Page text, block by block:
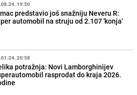
19:50
predstavio još snažniju Neveru R:
automobil na struju od 2.107 'konja'
20:58
potražnja: Novi Lamborghinijev
rasprodat do kraja 2026.